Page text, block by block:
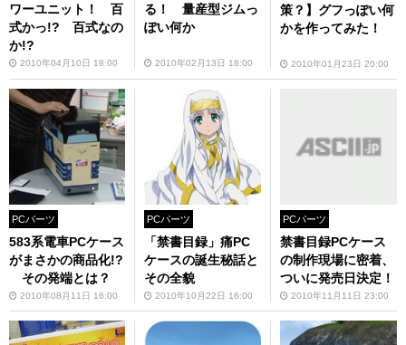
ワーユニット！ 百
式かっ!? 百式なの
か!?
2010年04月10日 18:00
る！ 量産型ジムっ
ぽい何か
2010年02月13日 18:00
策？】グフっぽい何
かを作ってみた！
2010年01月23日 20:00
PCパーツ
583系電車PCケース
がまさかの商品化!?
その発端とは？
2010年08月11日 16:00
PCパーツ
「禁書目録」痛PC
ケースの誕生秘話と
その全貌
2010年10月22日 16:00
PCパーツ
禁書目録PCケース
の制作現場に密着、
ついに発売日決定！
2010年11月11日 23:00